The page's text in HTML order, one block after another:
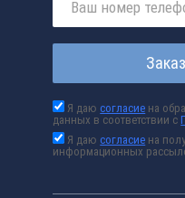
Я даюсогласие на
данных в соответствии с
Я даюсогласие на
информационных